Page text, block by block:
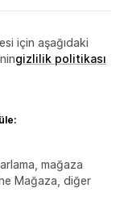
için aşağıdaki
gizlilik politikası
mağaza
Mağaza, diğer